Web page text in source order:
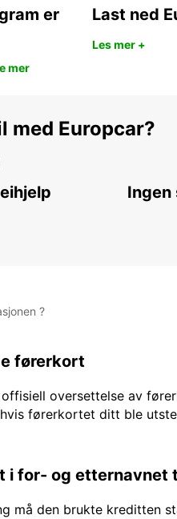
er
mer
Last ned
Les mer +
med Europcar?
Ingen
?
førerkort
oversettelse av
førerkortet ditt ble
i for- og etternavnet
må den brukte kreditten